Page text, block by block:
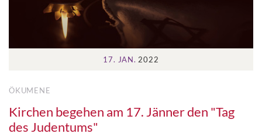
17. JAN. 2022
ÖKUMENE
Kirchen begehen am 17. Jänner den "Tag
des Judentums"